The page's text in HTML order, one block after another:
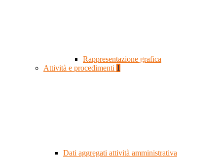
Rappresentazione grafica
Attività e procedimenti 1
Dati aggregati attività amministrativa